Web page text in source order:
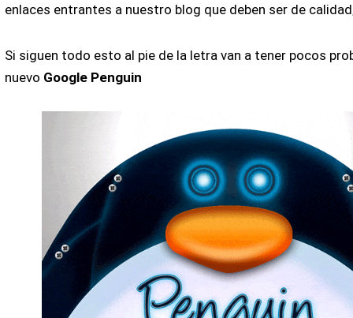
enlaces entrantes a nuestro blog que deben ser de
Si siguen todo esto al pie de la letra van a tener pocos
nuevo Google Penguin